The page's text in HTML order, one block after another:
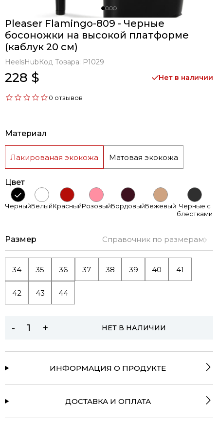
Pleaser Flamingo-809 - Черные
босоножки на высокой платформе
(каблук 20 см)
HeelsHubКод Товара: P1029
228 $ Нет в наличии
0 отзывов
Материал
Лакированая экокожа Матовая экокожа
Цвет
ЧерныйБелыйКрасныйРозовыйБордовыйБежевый Черные с
блестками
Размер Справочник по размерам
34 35 36 37 38 39 40 41
42 43 44
- + НЕТ В НАЛИЧИИ
ИНФОРМАЦИЯ О ПРОДУКТЕ
ДОСТАВКА И ОПЛАТА